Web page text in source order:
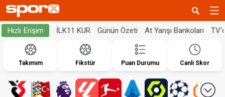
Hızlı Erişim İLK11 KUR Günün Özeti At Yarışı Bankoları
Takımım Fikstür Puan Durumu Canlı Skor